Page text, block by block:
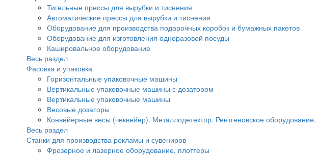
Тигельные прессы для вырубки и тиснения
Автоматические прессы для вырубки и тиснения
Оборудование для производства подарочных коробок и бумажных пакетов
Оборудование для изготовления одноразовой посуды
Кашировальное оборудование
Весь раздел
Фасовка и упаковка
Горизонтальные упаковочные машины
Вертикальные упаковочные машины с дозатором
Вертикальные упаковочные машины
Весовые дозаторы
Конвейерные весы (чеквейер). Металлодетектор. Рентгеновское оборудование.
Весь раздел
Станки для производства рекламы и сувениров
Фрезерное и лазерное оборудование, плоттеры